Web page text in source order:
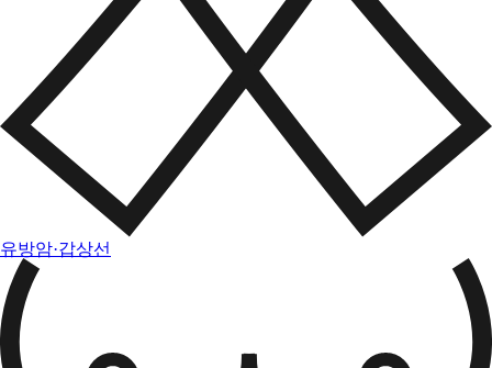
유방암·갑상선